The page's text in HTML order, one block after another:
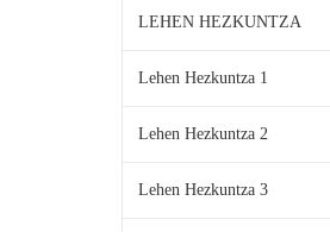
LEHEN HEZKUNTZA
Lehen Hezkuntza 1
Lehen Hezkuntza 2
Lehen Hezkuntza 3